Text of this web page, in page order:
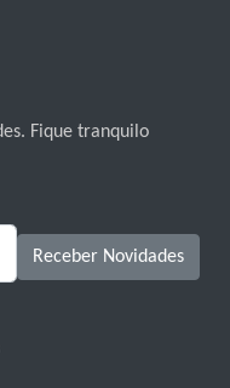
Fique tranquilo
Receber Novidades